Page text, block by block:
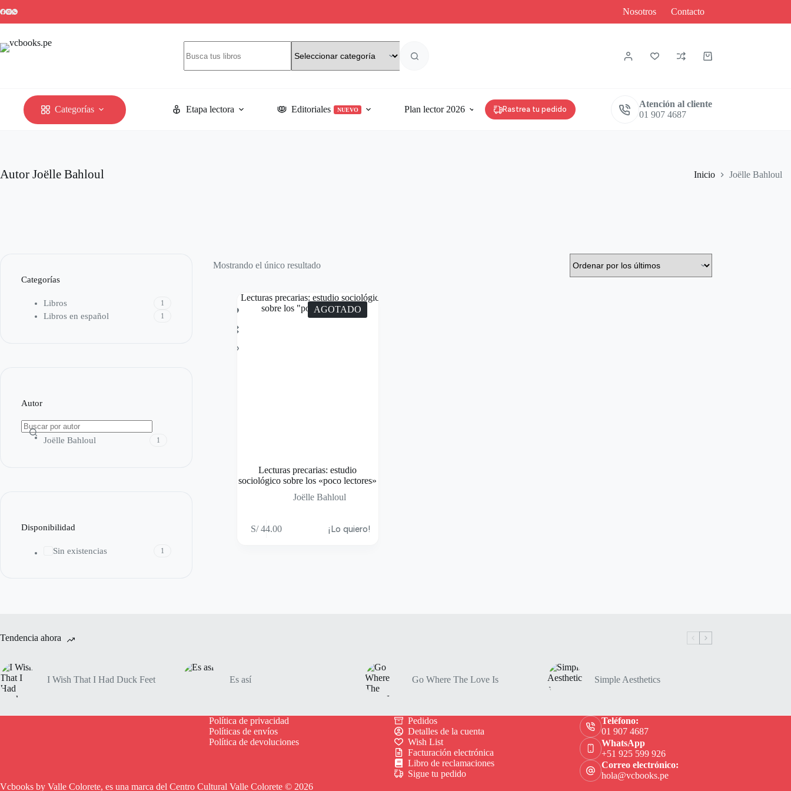
al
contenido
Nosotros Contacto
resultados
Carro
Categorías Etapa lectora Editoriales NUEVO Plan lector 2026 Rastrea tu pedido
Atención al cliente
01 907 4687
Autor Joëlle Bahloul Inicio Joëlle Bahloul
Mostrando el único resultado
AGOTADO
Lecturas precarias: estudio
sociológico sobre los «poco lectores»
Joëlle Bahloul
S/44.00 ¡Lo quiero!
Categorías
Libros 1
Libros en español 1
Autor
Joëlle Bahloul 1
Disponibilidad
Sin existencias 1
Tendencia ahora
I Wish That I Had Duck Feet Es así Go Where The Love Is Simple Aesthetics
Política de privacidad
Políticas de envíos
Política de devoluciones
Pedidos
Detalles de la cuenta
Wish List
Facturación electrónica
Libro de reclamaciones
Sigue tu pedido
Teléfono:
01 907 4687
WhatsApp
+51 925 599 926
Correo electrónico:
hola@vcbooks.pe
Vcbooks by Valle Colorete, es una marca del Centro Cultural Valle Colorete © 2026